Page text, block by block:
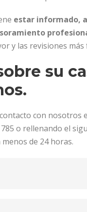
estar informado,
y las revisiones más
su
con nosotros
o rellenando el
de 24 horas.